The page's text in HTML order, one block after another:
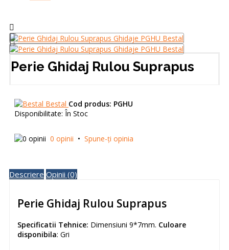
Perie Ghidaj Rulou Suprapus
Bestal Cod produs: PGHU
Disponibilitate: În Stoc
0 opinii • Spune-ţi opinia
Descriere Opinii (0)
Perie Ghidaj Rulou Suprapus
Specificatii Tehnice: Dimensiuni 9*7mm. Culoare
disponibila: Gri